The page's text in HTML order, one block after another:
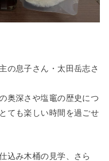
の息子さん・太田岳志さ
奥深さや塩竈の歴史につ
ても楽しい時間を過ごせ
込み木桶の見学、さら